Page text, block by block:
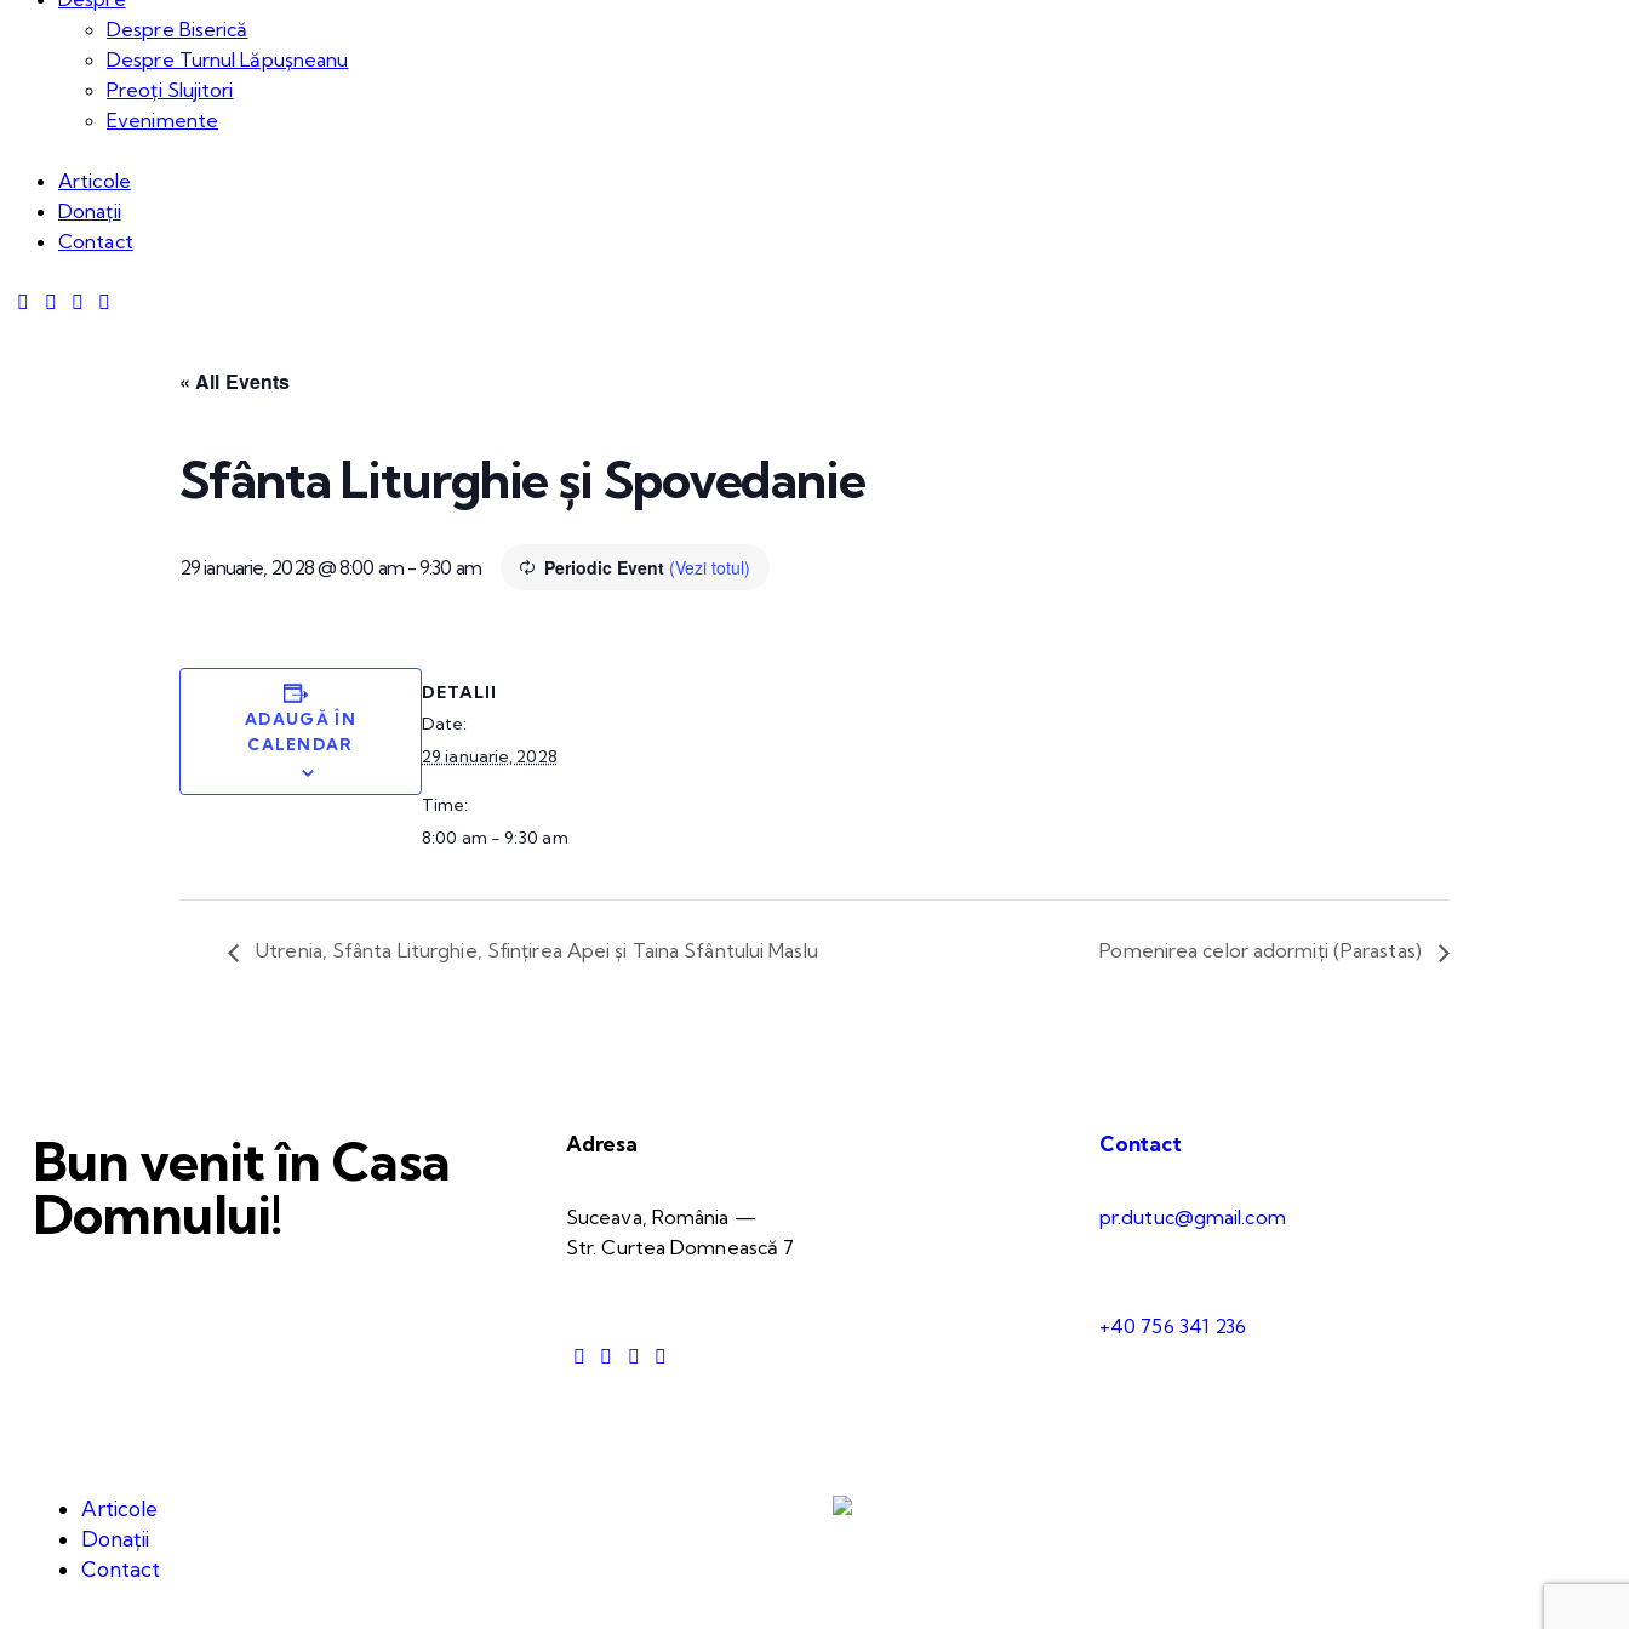
Despre Biserică
Despre Turnul Lăpușneanu
Preoți Slujitori
Evenimente
Articole
Donații
Contact
« All Events
Sfânta Liturghie și Spovedanie
29 ianuarie, 2028 @ 8:00 am-9:30 am Periodic Event (Vezi totul)
ADAUGĂ ÎN
CALENDAR
DETALII
Date:
29 ianuarie, 2028
Time:
8:00 am - 9:30 am
Utrenia, Sfânta Liturghie, Sfințirea Apei și Taina Sfântului Maslu Pomenirea celor adormiți (Parastas)
Bun venit în Casa
Domnului!
Adresa
Suceava, România —
Str. Curtea Domnească 7
Contact
pr.dutuc@gmail.com
+40 756 341 236
Articole
Donații
Contact